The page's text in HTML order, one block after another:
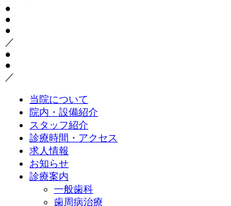
●
●
●
／
●
●
／
当院について
院内・設備紹介
スタッフ紹介
診療時間・アクセス
求人情報
お知らせ
診療案内
一般歯科
歯周病治療